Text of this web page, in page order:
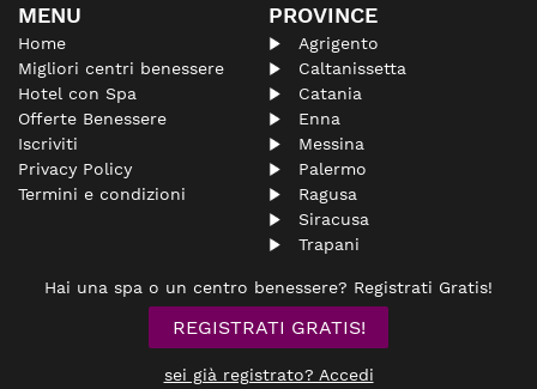
MENU
Home
Migliori centri benessere
Hotel con Spa
Offerte Benessere
Iscriviti
Privacy Policy
Termini e condizioni
PROVINCE
Agrigento
Caltanissetta
Catania
Enna
Messina
Palermo
Ragusa
Siracusa
Trapani
Hai una spa o un centro benessere? Registrati Gratis!
REGISTRATI GRATIS!
sei già registrato? Accedi